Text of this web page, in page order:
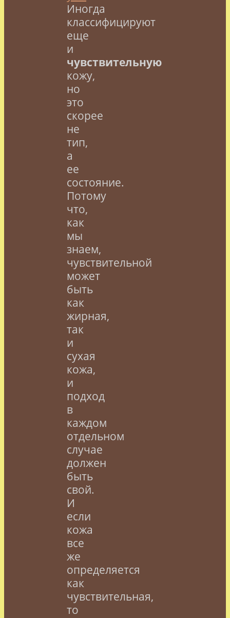
Иногда
классифицируют
еще
и
чувствительную
кожу,
но
это
скорее
не
тип,
а
ее
состояние.
Потому
что,
как
мы
знаем,
чувствительной
может
быть
как
жирная,
так
и
сухая
кожа,
и
подход
в
каждом
отдельном
случае
должен
быть
свой.
И
если
кожа
все
же
определяется
как
чувствительная,
то